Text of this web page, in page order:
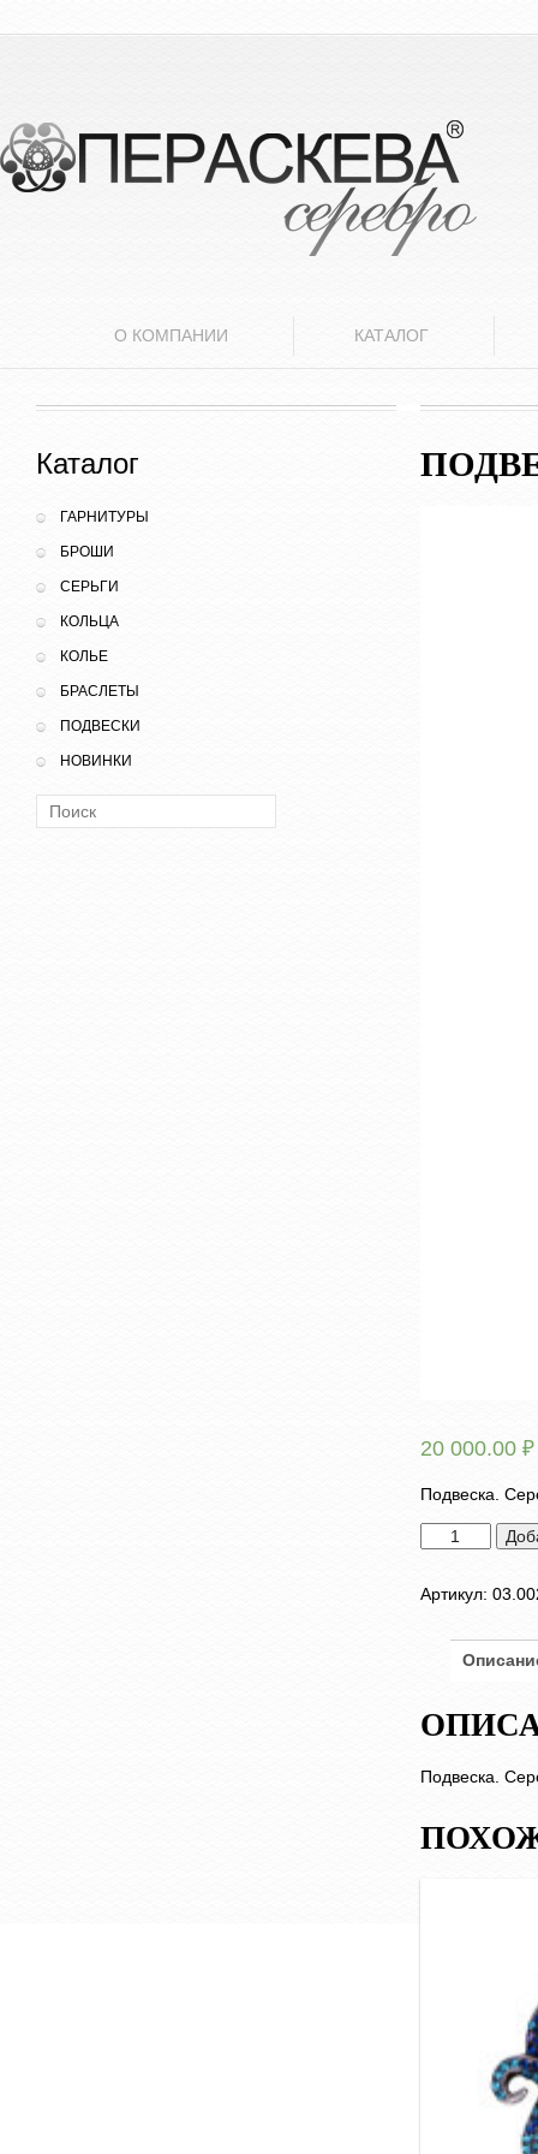
О КОМПАНИИ КАТАЛОГ
Каталог
ГАРНИТУРЫ
БРОШИ
СЕРЬГИ
КОЛЬЦА
КОЛЬЕ
БРАСЛЕТЫ
ПОДВЕСКИ
НОВИНКИ
Поиск:
20 000.00 ₽
Подвеска.
Количество
товара
"Бык"
Артикул:
Подвеска.